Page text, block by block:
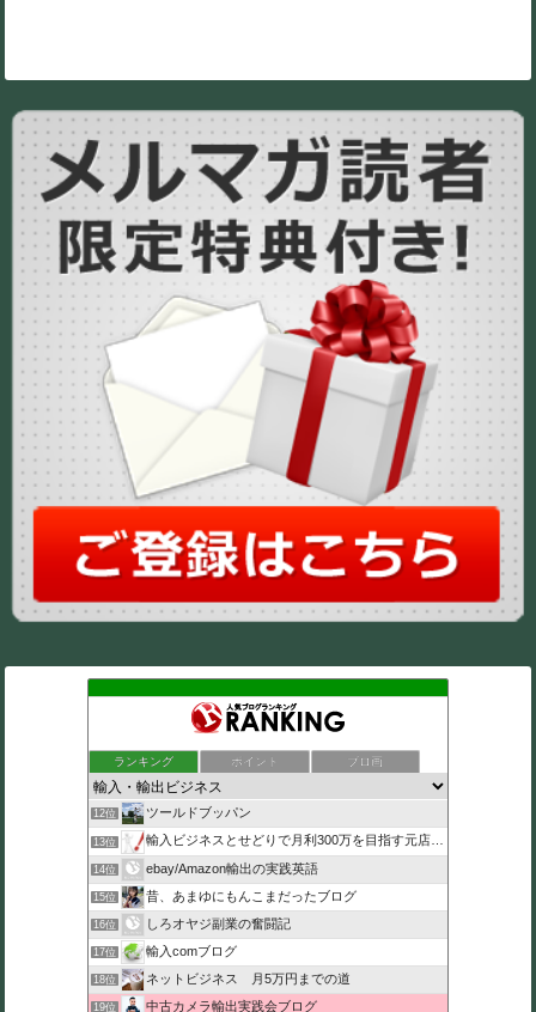
ランキング ポイント ブロ画
12位 ツールドブッパン
13位 輸入ビジネスとせどりで月利300万を目指す元店長のブログ
14位 ebay/Amazon輸出の実践英語
15位 昔、あまゆにもんこまだったブログ
16位 しろオヤジ副業の奮闘記
17位 輸入comブログ
18位 ネットビジネス 月5万円までの道
19位 中古カメラ輸出実践会ブログ